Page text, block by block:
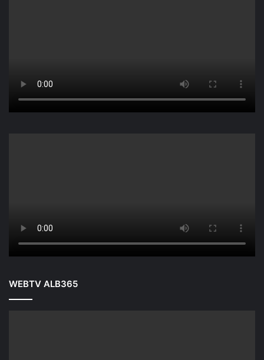
WEBTV ALB365